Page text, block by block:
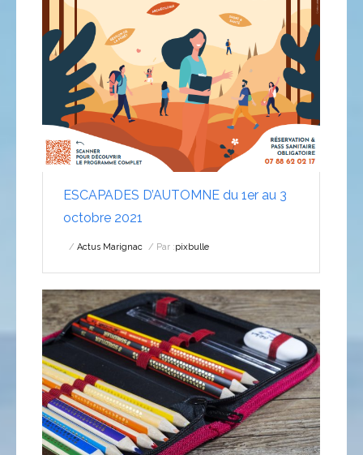
ESCAPADES D’AUTOMNE du 1er au 3
octobre 2021
Actus Marignac Par :pixbulle